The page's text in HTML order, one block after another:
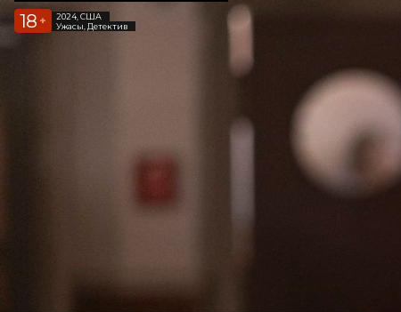
18 +
2024, США
Ужасы, Детектив